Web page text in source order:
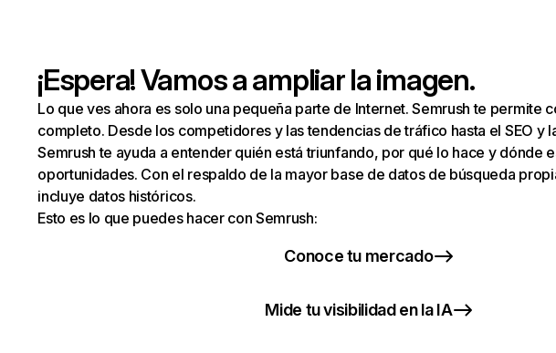
¡Espera! Vamos a ampliar la imagen.
Lo que ves ahora es solo una pequeña parte de Internet. Semrush te permite
completo. Desde los competidores y las tendencias de tráfico hasta el SEO y
Semrush te ayuda a entender quién está triunfando, por qué lo hace y dónde
oportunidades. Con el respaldo de la mayor base de datos de búsqueda
incluye datos históricos.
Esto es lo que puedes hacer con Semrush:
Conoce tu mercado
Mide tu visibilidad en la IA